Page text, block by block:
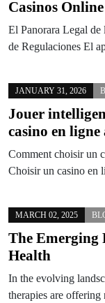
Casinos
El Panorara Legal
de Regulaciones El
JANUARY 31, 2026
Jouer
casino en ligne
Comment choisir un
Choisir un casino en
MARCH 02, 2025
The Emerging
Health
In the evolving
therapies are